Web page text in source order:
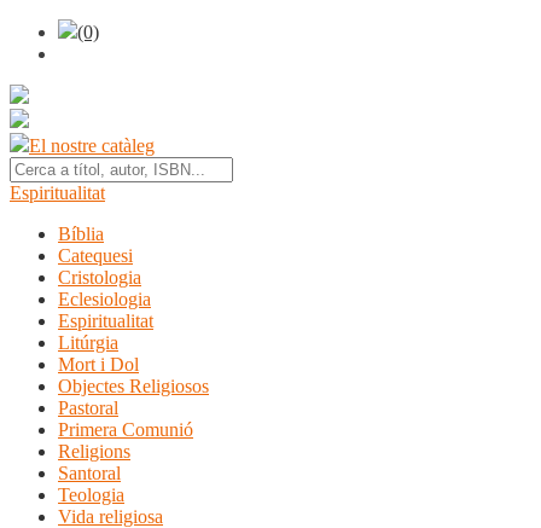
(0)
El nostre catàleg
Espiritualitat
Bíblia
Catequesi
Cristologia
Eclesiologia
Espiritualitat
Litúrgia
Mort i Dol
Objectes Religiosos
Pastoral
Primera Comunió
Religions
Santoral
Teologia
Vida religiosa